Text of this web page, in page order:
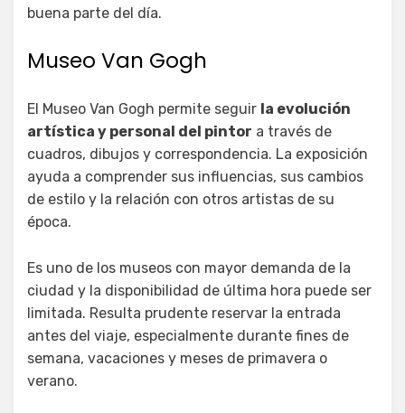
buena parte del día.
Museo Van Gogh
El Museo Van Gogh permite seguir la evolución
artística y personal del pintor a través de
cuadros, dibujos y correspondencia. La exposición
ayuda a comprender sus influencias, sus cambios
de estilo y la relación con otros artistas de su
época.
Es uno de los museos con mayor demanda de la
ciudad y la disponibilidad de última hora puede ser
limitada. Resulta prudente reservar la entrada
antes del viaje, especialmente durante fines de
semana, vacaciones y meses de primavera o
verano.